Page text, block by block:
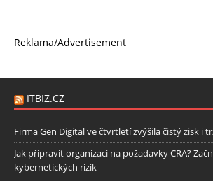
Reklama/Advertisement
ITBIZ.CZ
Firma Gen Digital ve čtvrtletí zvýšila čistý zisk i
Jak připravit organizaci na požadavky CRA?
kybernetických rizik